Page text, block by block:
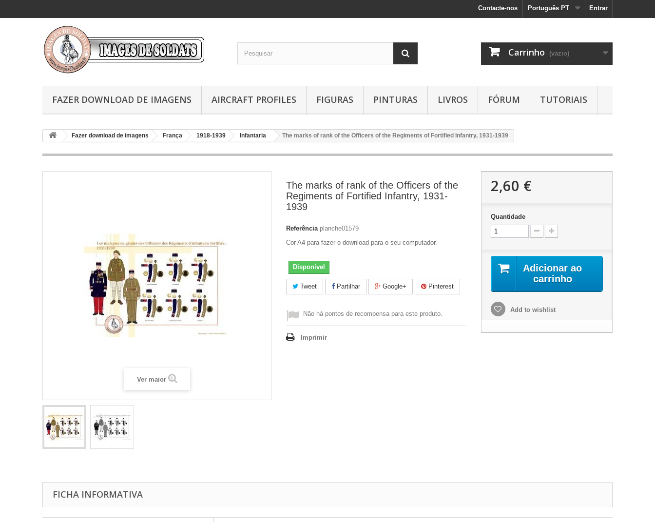
Entrar
Português PT
Contacte-nos
Carrinho (vazio)
FAZER DOWNLOAD DE IMAGENS AIRCRAFT PROFILES FIGURAS PINTURAS LIVROS FÓRUM TUTORIAIS
Fazer download de imagens França 1918-1939 Infantaria The marks of rank of the Officers of the Regiments of Fortified Infantry, 1931-1939
Ver maior
The marks of rank of the Officers of the
Regiments of Fortified Infantry, 1931-
1939
Referência planche01579
Cor A4 para fazer o download para o seu computador.
Disponível
Tweet Partilhar Google+ Pinterest
Não há pontos de recompensa para este produto.
Imprimir
2,60 €
Quantidade
Adicionar ao
carrinho
Add to wishlist
FICHA INFORMATIVA